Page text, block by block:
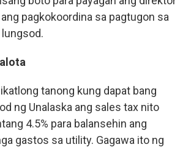
pagkokoordina sa pagtugon sa
tanong kung dapat bang
ng Unalaska ang sales tax nito
4.5% para balansehin ang
gastos sa utility. Gagawa ito ng